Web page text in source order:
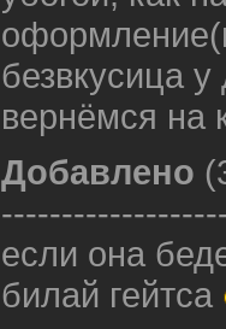
безвкусица
вернёмся на
Добавлено
если она
билай гейтса